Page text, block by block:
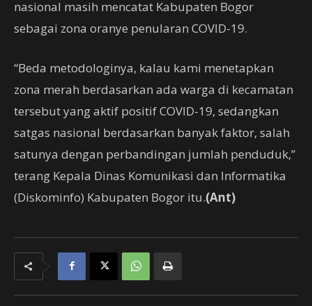
nasional masih mencatat Kabupaten Bogor
sebagai zona oranye penularan COVID-19.
“Beda metodologinya, kalau kami menetapkan
zona merah berdasarkan ada warga di kecamatan
tersebut yang aktif positif COVID-19, sedangkan
satgas nasional berdasarkan banyak faktor, salah
satunya dengan perbandingan jumlah penduduk,”
terang Kepala Dinas Komunikasi dan Informatika
(Diskominfo) Kabupaten Bogor itu.(Ant)